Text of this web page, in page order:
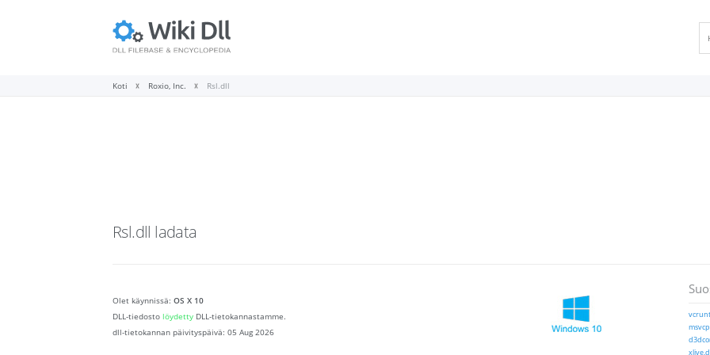
Koti Roxio, Inc. Rsl.dll
Rsl.dll ladata
Olet käynnissä: OS X 10
DLL-tiedosto löydetty DLL-tietokannastamme.
dll-tietokannan päivityspäivä: 05 Aug 2026